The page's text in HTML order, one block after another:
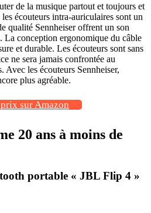
de la musique partout et toujours et
écouteurs intra-auriculaires sont un
qualité Sennheiser offrent un son
La conception ergonomique du câble
et durable. Les écouteurs sont sans
ne sera jamais confrontée au
Avec les écouteurs Sennheiser,
plus agréable.
sur Amazon
20 ans à moins de
portable « JBL Flip 4 »